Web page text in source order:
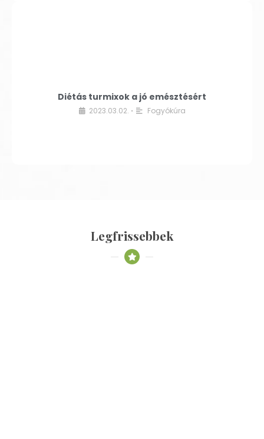
Diétás turmixok a jó emésztésért
2023.03.02. • Fogyókúra
Legfrissebbek